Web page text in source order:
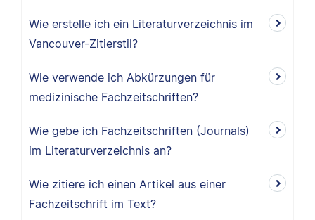
Wie erstelle ich ein Literaturverzeichnis im
Vancouver-Zitierstil?
Wie verwende ich Abkürzungen für
medizinische Fachzeitschriften?
Wie gebe ich Fachzeitschriften (Journals)
im Literaturverzeichnis an?
Wie zitiere ich einen Artikel aus einer
Fachzeitschrift im Text?